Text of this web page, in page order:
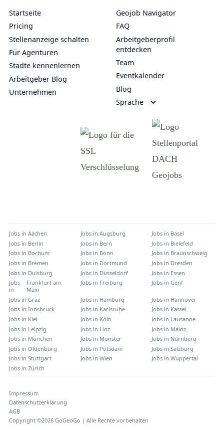
Startseite
Pricing
Stellenanzeige schalten
Für Agenturen
Städte kennenlernen
Arbeitgeber Blog
Unternehmen
Geojob Navigator
FAQ
Arbeitgeberprofil
entdecken
Team
Eventkalender
Blog
Sprache
Jobs in Aachen Jobs in Augsburg Jobs in Basel
Jobs in Berlin Jobs in Bern Jobs in Bielefeld
Jobs in Bochum Jobs in Bonn Jobs in Braunschweig
Jobs in Bremen Jobs in Dortmund Jobs in Dresden
Jobs in Duisburg Jobs in Düsseldorf Jobs in Essen
Jobs
in
Frankfurt am
Main
Jobs in Freiburg Jobs inGenf
Jobs in Graz Jobs in Hamburg Jobs in Hannover
Jobs in Innsbruck Jobs in Karlsruhe Jobs in Kassel
Jobs in Kiel Jobs in Köln Jobs in Lausanne
Jobs in Leipzig Jobs in Linz Jobs in Mainz
Jobs in München Jobs in Münster Jobs in Nürnberg
Jobs in Oldenburg Jobs in Potsdam Jobs inSalzburg
Jobs in Stuttgart Jobs in Wien Jobs inWuppertal
Jobs in Zürich
Copyright ©2026GoGeoGo | Alle Rechte vorbehalten
Impressum
Datenschutzerklärung
AGB